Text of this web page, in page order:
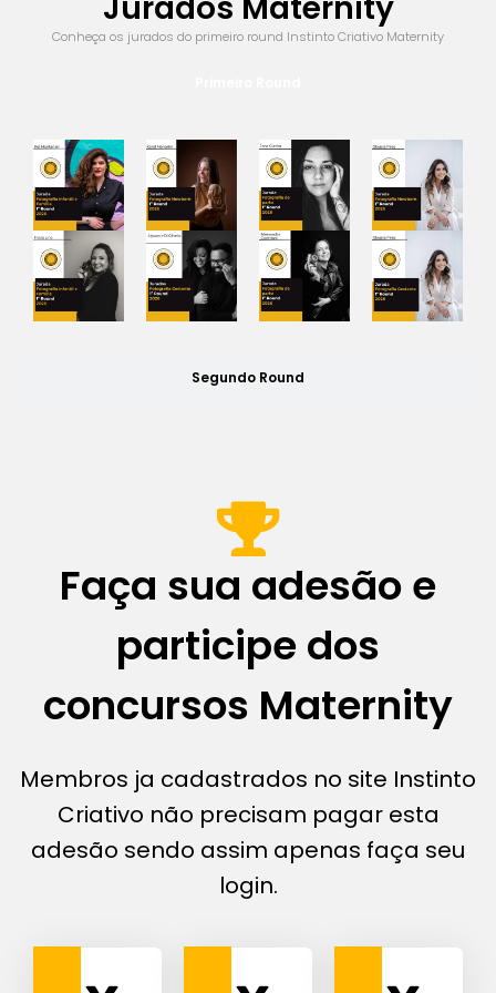
Conheça os jurados do primeiro round Instinto Criativo Maternity
Segundo Round
Faça sua adesão e
participe dos
concursos Maternity
Membros ja cadastrados no site Instinto
Criativo não precisam pagar esta
adesão sendo assim apenas faça seu
login.